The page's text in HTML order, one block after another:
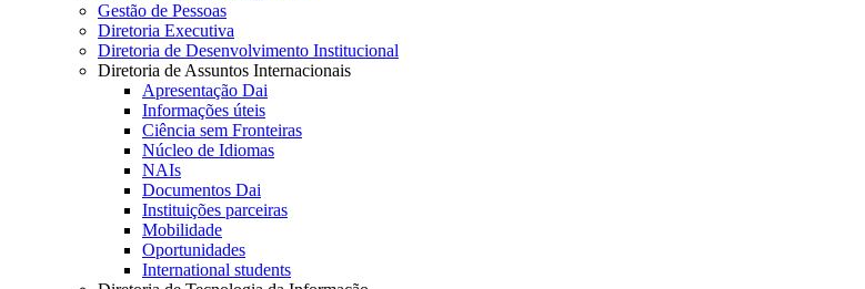
Gestão de Pessoas
Diretoria Executiva
Diretoria de Desenvolvimento Institucional
Diretoria de Assuntos Internacionais
Apresentação Dai
Informações úteis
Ciência sem Fronteiras
Núcleo de Idiomas
NAIs
Documentos Dai
Instituições parceiras
Mobilidade
Oportunidades
International students